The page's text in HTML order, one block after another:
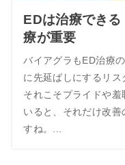
EDは治療でき
療が重要
バイアグラもED治療
に先延ばしにするリス
それこそプライドや
いると、それだけ改
すね。...